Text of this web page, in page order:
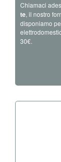
Chiamaci
te, il nostro
disponiamo
30€.